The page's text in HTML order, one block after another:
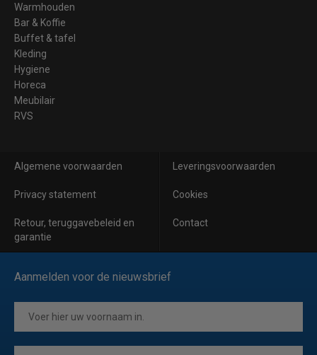
Warmhouden
Bar & Koffie
Buffet & tafel
Kleding
Hygiene
Horeca
Meubilair
RVS
Algemene voorwaarden Leveringsvoorwaarden
Privacy statement Cookies
Retour, teruggavebeleid en
garantie
Contact
Aanmelden voor de nieuwsbrief